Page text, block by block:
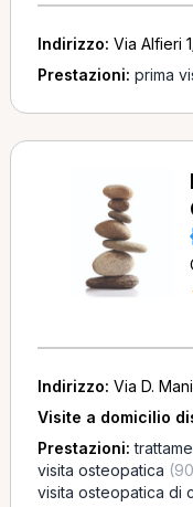
Indirizzo: Via Alfieri
Prestazioni: prima
Indirizzo: Via D.
Visite a domicilio
Prestazioni:
visita osteopatica
visita osteopatica di